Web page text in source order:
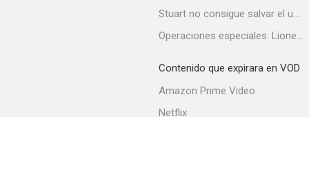
Stuart no consigue salvar el universo
Operaciones especiales: Lioness
Contenido que expirara en VOD
Amazon Prime Video
Netflix